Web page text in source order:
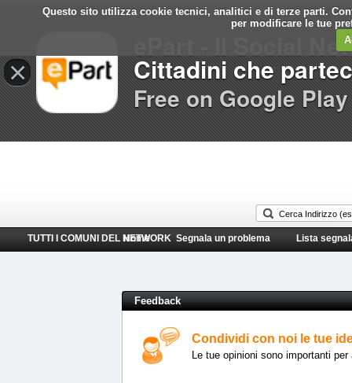
Questo sito utilizza cookie tecnici, analitici e di terze parti.
per modificare le tue
TUTTI I COMUNI DEL NETWORK
Home Segnala un problema Lista
Feedback
Condividi con noi le tue
Le tue opinioni sono importanti
×
ePart - Il Social
Cittadini che
Free on Google Play